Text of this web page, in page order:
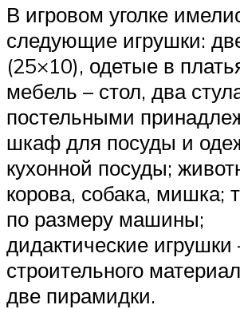
В игровом уголке
следующие игрушки:
(25×10), одетые в
мебель – стол, два
постельными
шкаф для посуды и
кухонной посуды;
корова, собака, мишка;
по размеру машины;
дидактические игрушки
строительного
две пирамидки.